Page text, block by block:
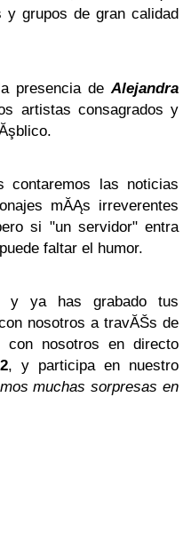
y grupos de gran calidad
presencia deAlejandra
artistas consagrados y
contaremos las noticias
mĂĄs irreverentes
si "un servidor" entra
faltar el humor.
y ya has grabado tus
nosotros a travĂŠs de
nosotros en directo
, y participa en nuestro
muchas sorpresas en